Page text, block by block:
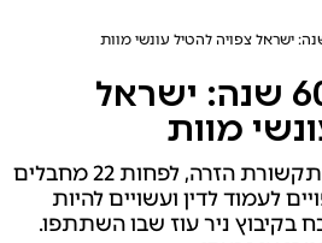
אחרי יותר מ-60 שנה: ישראל
מוות
על פי מקורות שצוטטו בתקשורת הזרה, לפחות 22 מחבלים
לעמוד לדין ועשויים להיות
בקיבוץ ניר עוז שבו השתתפו.